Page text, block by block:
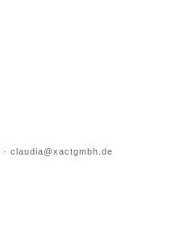
claudia@xactgmbh.de